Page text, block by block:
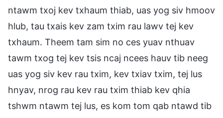
ntawm txoj kev txhaum thiab, uas yog siv hmoov
hlub, tau txais kev zam txim rau lawv tej kev
txhaum. Theem tam sim no ces yuav nthuav
tawm txog tej kev tsis ncaj ncees hauv tib neeg
uas yog siv kev rau txim, kev txiav txim, tej lus
hnyav, nrog rau kev rau txim thiab kev qhia
tshwm ntawm tej lus, es kom tom qab ntawd tib